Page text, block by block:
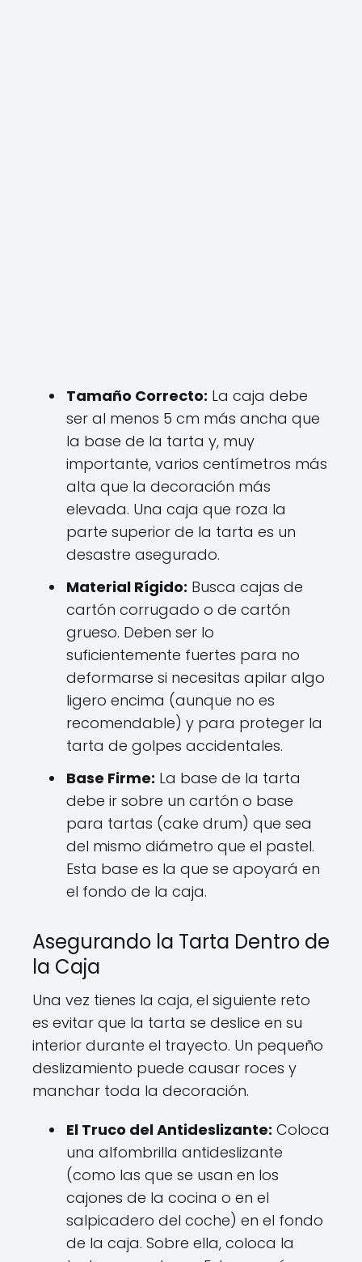
Tamaño Correcto: La caja debe
ser al menos 5 cm más ancha que
la base de la tarta y, muy
importante, varios centímetros más
alta que la decoración más
elevada. Una caja que roza la
parte superior de la tarta es un
desastre asegurado.
Material Rígido: Busca cajas de
cartón corrugado o de cartón
grueso. Deben ser lo
suficientemente fuertes para no
deformarse si necesitas apilar algo
ligero encima (aunque no es
recomendable) y para proteger la
tarta de golpes accidentales.
Base Firme: La base de la tarta
debe ir sobre un cartón o base
para tartas (cake drum) que sea
del mismo diámetro que el pastel.
Esta base es la que se apoyará en
el fondo de la caja.
Asegurando la Tarta Dentro de
la Caja
Una vez tienes la caja, el siguiente reto
es evitar que la tarta se deslice en su
interior durante el trayecto. Un pequeño
deslizamiento puede causar roces y
manchar toda la decoración.
El Truco del Antideslizante: Coloca
una alfombrilla antideslizante
(como las que se usan en los
cajones de la cocina o en el
salpicadero del coche) en el fondo
de la caja. Sobre ella, coloca la